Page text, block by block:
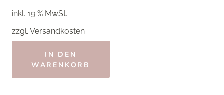
2,00 €1,60 €.
inkl. 19 % MwSt.
zzgl. Versandkosten
IN DEN
WARENKORB